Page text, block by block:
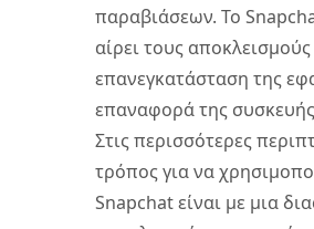
παραβιάσεων. Το
αίρει τους αποκλεισμούς
επανεγκατάσταση της
επαναφορά της
Στις περισσότερες
τρόπος για να
Snapchat είναι με μια